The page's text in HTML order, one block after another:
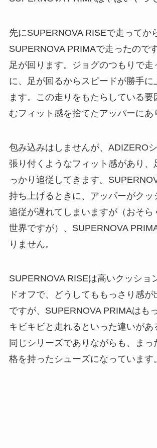
先にSUPERNOVA RISEで走ってか
SUPERNOVA PRIMAで走ったので
足が回ります。ジョグのつもりで走
に、足が回るからスピードが勝手に
ます。この走りをもたらしている要
むフィット感を捨てたアッパーにあ
包み込みはしませんが、ADIZERO
張り付くようなフィット感があり、
っかり追従してきます。
持ち上げるときに、アッパーがクッ
追従が遅れてしまいますが（おそら
世界ですが）、SUPERNOVA
りません。
SUPERNOVA RISEは高いクッショ
ドオフで、どうしてももっさり感
ですが、SUPERNOVA PRIMAはも
キビキビと走れるといった違いがあ
同じシリーズでありながらも、まっ
格を持ったシューズになっています。